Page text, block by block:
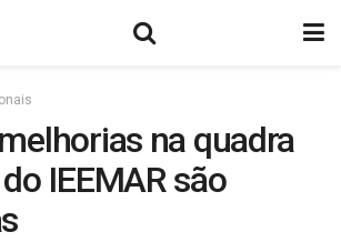
na quadra
IEEMAR são